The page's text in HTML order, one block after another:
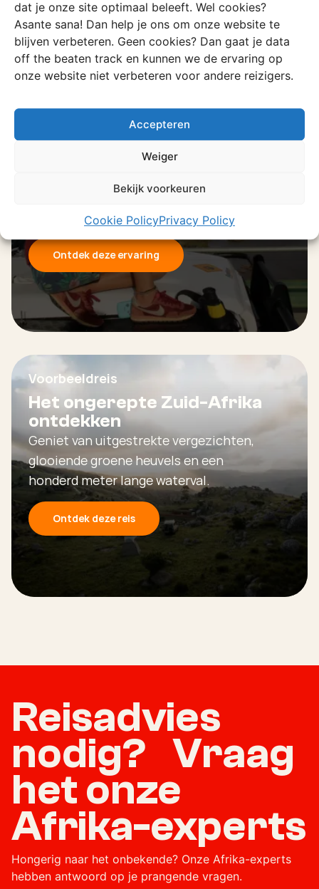
dat je onze site optimaal beleeft. Wel cookies?
Asante sana! Dan help je ons om onze website te
blijven verbeteren. Geen cookies? Dan gaat je data
off the beaten track en kunnen we de ervaring op
onze website niet verbeteren voor andere reizigers.
Accepteren
Weiger
Bekijk voorkeuren
Cookie PolicyPrivacy Policy
Ervaring
Greater Kruger
Hier ga je samen met een ranger op
bush. Geen verharde wegen en geen
self drive.
Ontdek deze ervaring
Voorbeeldreis
Het ongerepte Zuid-Afrika
ontdekken
Geniet van uitgestrekte vergezichten,
glooiende groene heuvels en een
honderd meter lange waterval.
Ontdek deze reis
Reisadvies
nodig? Vraag
het onze
Afrika-experts
Hongerig naar het onbekende? Onze Afrika-experts
hebben antwoord op je prangende vragen.